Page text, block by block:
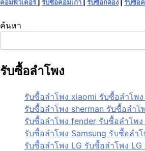
คอมพิวเตอร์
รับซื้อคอมเก่า รับซื้อกล้อง รับซื้อ
ค้นหา
รับซื้อลำโพง
รับซื้อลำโพง xiaomi รับซื้อลำโพ
รับซื้อลำโพง sherman รับซื้อลำโ
รับซื้อลำโพง fender รับซื้อลำโพ
รับซื้อลำโพง Samsung รับซื้อลำ
รับซื้อลำโพง LG รับซื้อลำโพง LG